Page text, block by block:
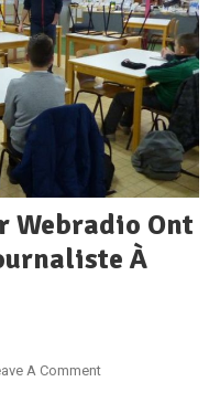
Webradio Ont
À
A CommentOn